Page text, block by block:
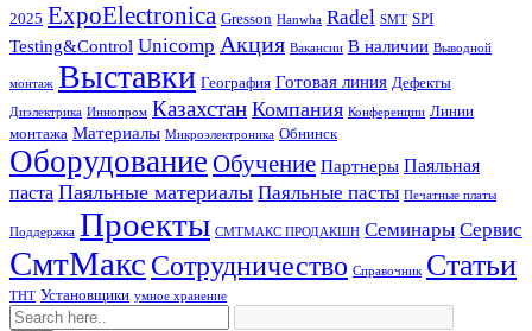
2025 ExpoElectronica Gresson Hanwha Radel SMT SPI
Testing&Control Unicomp Акция Вакансии В наличии Выводной
монтаж Выставки География Готовая линия Дефекты
Диэлектрика Иннопром Казахстан Компания Конференции Линии
монтажа Материалы Микроэлектроника Обнинск
Оборудование Обучение Партнеры Паяльная
паста Паяльные материалы Паяльные пасты Печатные платы
Поддержка Проекты СМТМАКС ПРОДАКШН Семинары Сервис
СмтМакс Сотрудничество Справочник Статьи
ТНТ Установщики умное хранение